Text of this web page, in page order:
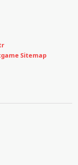
Sitemap